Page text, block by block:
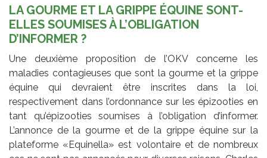
LA GOURME ET LA GRIPPE ÉQUINE SONT-
ELLES SOUMISES À L’OBLIGATION
D’INFORMER ?
Une deuxième proposition de l’OKV concerne les
maladies contagieuses que sont la gourme et la grippe
équine qui devraient être inscrites dans la loi,
respectivement dans l’ordonnance sur les épizooties en
tant qu’épizooties soumises à l’obligation d’informer.
L’annonce de la gourme et de la grippe équine sur la
plateforme «Equinella» est volontaire et de nombreux